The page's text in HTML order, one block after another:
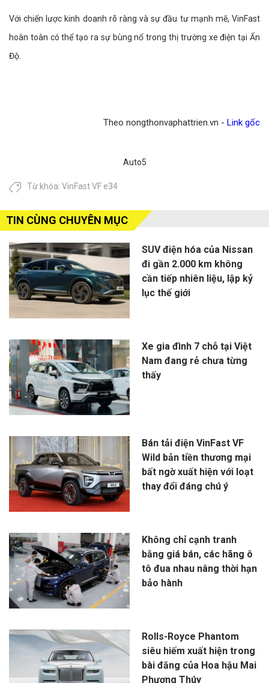
Với chiến lược kinh doanh rõ ràng và sự đầu tư mạnh mẽ, VinFast
hoàn toàn có thể tạo ra sự bùng nổ trong thị trường xe điện tại Ấn
Độ.
Theo nongthonvaphattrien.vn - Link gốc
Auto5
Từ khóa: VinFast VF e34
TIN CÙNG CHUYÊN MỤC
SUV điện hóa của Nissan
đi gần 2.000 km không
cần tiếp nhiên liệu, lập kỷ
lục thế giới
Xe gia đình 7 chỗ tại Việt
Nam đang rẻ chưa từng
thấy
Bán tải điện VinFast VF
Wild bản tiền thương mại
bất ngờ xuất hiện với loạt
thay đổi đáng chú ý
Không chỉ cạnh tranh
bằng giá bán, các hãng ô
tô đua nhau nâng thời hạn
bảo hành
Rolls-Royce Phantom
siêu hiếm xuất hiện trong
bài đăng của Hoa hậu Mai
Phương Thúy